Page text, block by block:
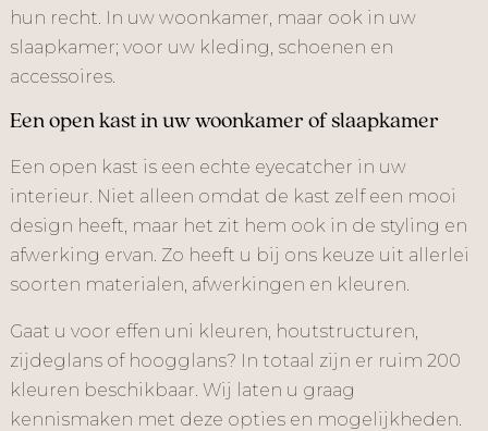
hun recht. In uw woonkamer, maar ook in uw
slaapkamer; voor uw kleding, schoenen en
accessoires.
Een open kast in uw woonkamer of slaapkamer
Een open kast is een echte eyecatcher in uw
interieur. Niet alleen omdat de kast zelf een mooi
design heeft, maar het zit hem ook in de styling en
afwerking ervan. Zo heeft u bij ons keuze uit allerlei
soorten materialen, afwerkingen en kleuren.
Gaat u voor effen uni kleuren, houtstructuren,
zijdeglans of hoogglans? In totaal zijn er ruim 200
kleuren beschikbaar. Wij laten u graag
kennismaken met deze opties en mogelijkheden.